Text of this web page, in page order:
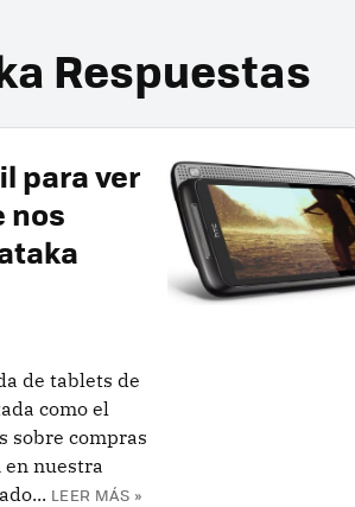
Respuestas
para ver
nos
de tablets de
como el
sobre compras
nuestra
LEER MÁS »